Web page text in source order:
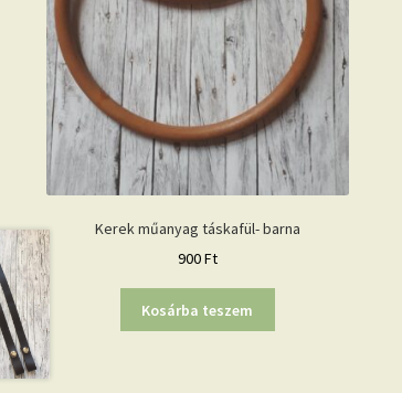
Kerek műanyag táskafül- barna
900Ft
Kosárba teszem